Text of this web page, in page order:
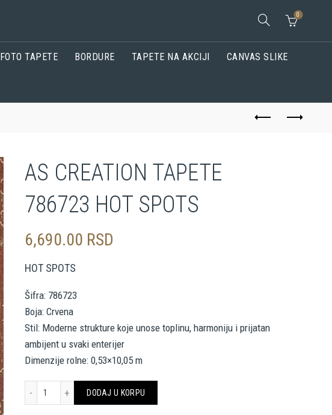
0
FOTO TAPETE BORDURE TAPETE NA AKCIJI CANVAS SLIKE
AS CREATION TAPETE
786723 HOT SPOTS
6,690.00 RSD
HOT SPOTS
Šifra: 786723
Boja: Crvena
Stil: Moderne strukture koje unose toplinu, harmoniju i prijatan
ambijent u svaki enterijer
Dimenzije rolne: 0,53×10,05 m
DODAJ U KORPU